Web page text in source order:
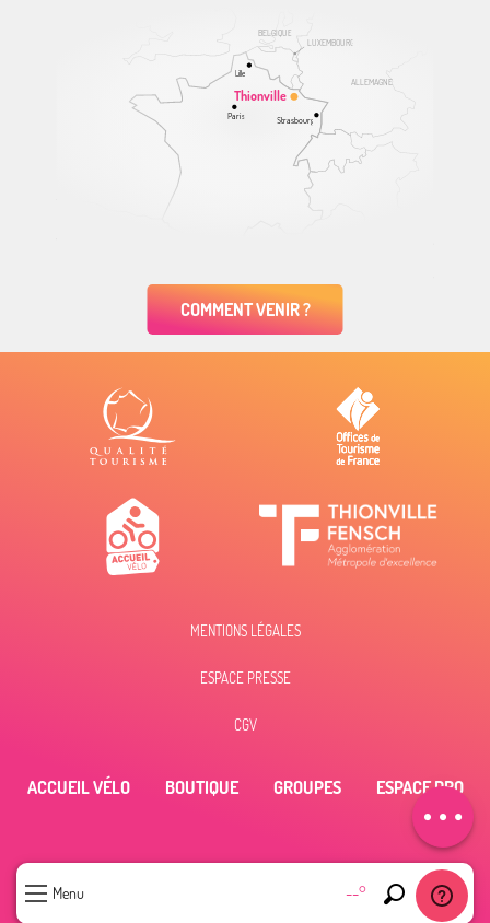
Menu --°
Recherche
Contacter par
email
ALLEMAGNE
BELGIQUE
LUXEMBOURG
Thionville
Lille
Paris Strasbourg
COMMENT VENIR ?
MENTIONS LÉGALES
ESPACE PRESSE
CGV
ACCUEIL VÉLO BOUTIQUE GROUPES ESPACE PRO